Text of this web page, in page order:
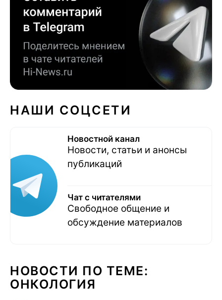
НАШИ СОЦСЕТИ
Новостной канал
Новости, статьи и анонсы
публикаций
Чат с читателями
Свободное общение и
обсуждение материалов
НОВОСТИ ПО ТЕМЕ:
ОНКОЛОГИЯ